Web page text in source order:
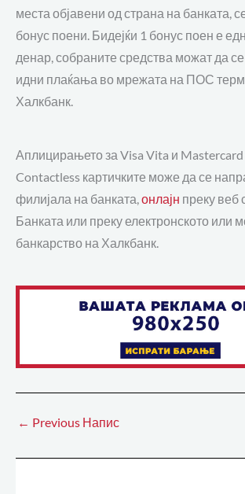
места објавени од страна на банката,
бонус поени. Бидејќи 1 бонус поен е
денар, собраните средства можат да
идни плаќања во мрежата на ПОС
Халкбанк.
Аплицирањето за Visa Vita и
Contactless картичките може да се
филијала на банката,онлајн преку веб
Банката или преку електронското или
банкарство на Халкбанк.
← Previous Напис